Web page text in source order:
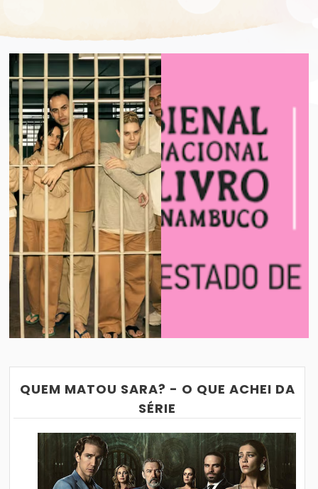
BIENAL INTERNACIONAL DO LIVRO DE
VER POST
QUEM MATOU SARA? - O QUE ACHEI DA
SÉRIE